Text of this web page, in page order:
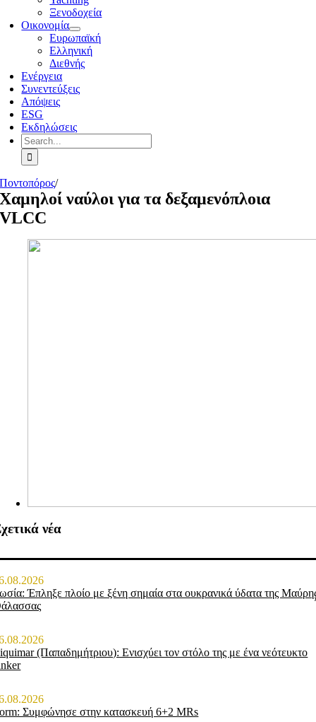
Ξενοδοχεία
Οικονομία
Ευρωπαϊκή
Ελληνική
Διεθνής
Ενέργεια
Συνεντεύξεις
Απόψεις
ESG
Εκδηλώσεις
Search
for:
Ποντοπόρος/
Χαμηλοί ναύλοι για τα δεξαμενόπλοια
VLCC
νέα
Έπληξε πλοίο με ξένη σημαία στα ουκρανικά ύδατα της
(Παπαδημήτριου): Ενισχύει τον στόλο της με ένα νεότευκτο
Συμφώνησε στην κατασκευή 6+2 MRs